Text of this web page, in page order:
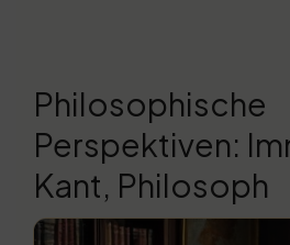
Philosophische
Perspektiven:
Kant, Philosoph